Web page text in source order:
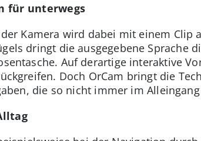
für unterwegs
Kamera wird dabei mit einem Clip
dringt die ausgegebene Sprache
Auf derartige interaktive
Doch OrCam bringt die
die so nicht immer im